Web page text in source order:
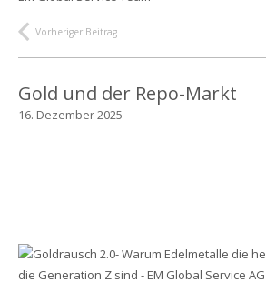
Vorheriger Beitrag
Gold und der Repo-Markt
16. Dezember 2025